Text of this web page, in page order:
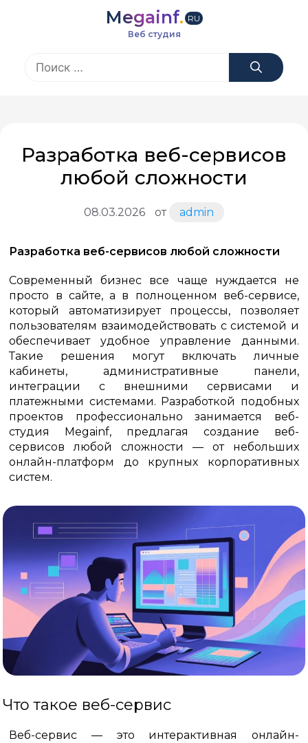
Megainf. RU
Веб студия
Разработка веб-сервисов
любой сложности
08.03.2026 от admin
Разработка веб-сервисов любой сложности
Современный бизнес все чаще нуждается не
просто в сайте, а в полноценном веб-сервисе,
который автоматизирует процессы, позволяет
пользователям взаимодействовать с системой и
обеспечивает удобное управление данными.
Такие решения могут включать личные
кабинеты, административные панели,
интеграции с внешними сервисами и
платежными системами. Разработкой подобных
проектов профессионально занимается веб-
студия Megainf, предлагая создание веб-
сервисов любой сложности — от небольших
онлайн-платформ до крупных корпоративных
систем.
Что такое веб-сервис
Веб-сервис — это интерактивная онлайн-